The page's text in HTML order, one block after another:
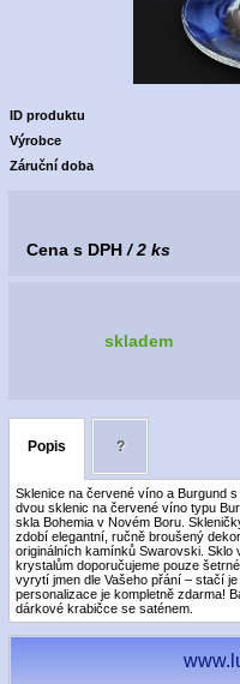
ID produktu
Výrobce
Záruční doba
Cena s DPH / 2 ks
skladem
Popis ?
Sklenice na červené víno a Burgund
dvou sklenic na červené víno typu
skla Bohemia v Novém Boru.
zdobí elegantní, ručně broušený
originálních kamínků Swarovski.
krystalům doporučujeme pouze
vyrytí jmen dle Vašeho přání – stačí
personalizace je kompletně zdarma!
dárkové krabičce se saténem.